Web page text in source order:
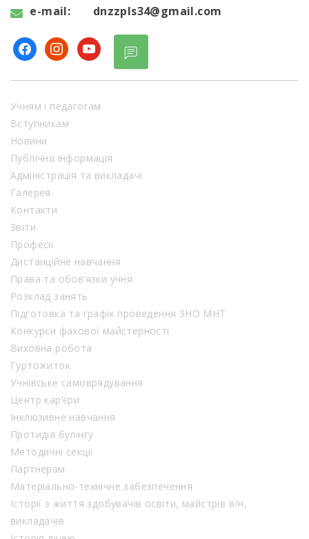
e-mail:
dnzzpls34@gmail.com
facebookinstagram
youtube
Учням і педагогам
Вступникам
Новини
Публічна інформація
Адміністрація та викладачі
Галерея
Контакти
Звіти
Професії
Дистанційне навчання
Права та обов’язки учня
Розклад занять
Підготовка та графік проведення ЗНО МНТ
Конкурси фахової майстерності
Виховна робота
Гуртожиток
Учнівське самоврядування
Центр кар’єри
Інклюзивне навчання
Протидія булінгу
Методичні секції
Партнерам
Матеріально-технічне забезпечення
Історії з життя здобувачів освіти, майстрів в/н,
викладачів